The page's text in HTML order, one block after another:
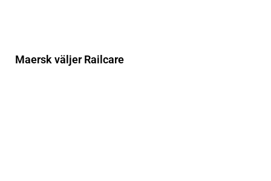
Maersk väljer Railcare